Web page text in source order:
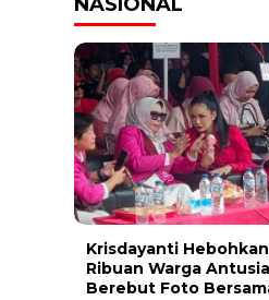
Krisdayanti
Ribuan Warga
Berebut Foto